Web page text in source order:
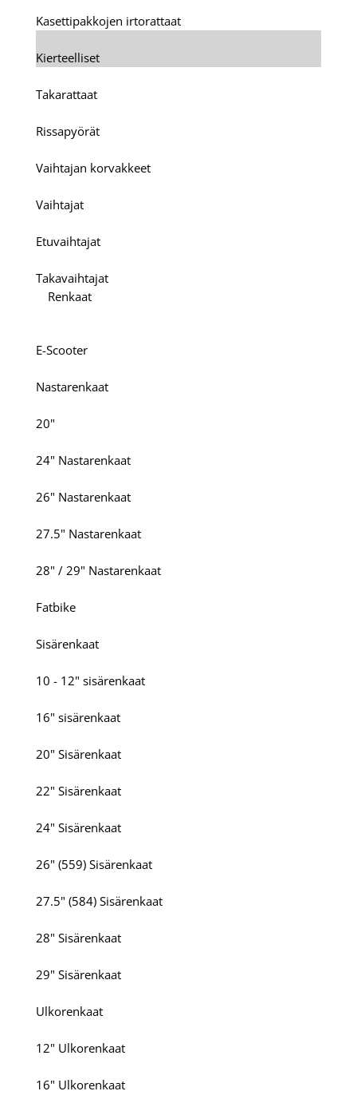
Kasettipakkojen irtorattaat
Kierteelliset
Takarattaat
Rissapyörät
Vaihtajan korvakkeet
Vaihtajat
Etuvaihtajat
Takavaihtajat
Renkaat
E-Scooter
Nastarenkaat
20"
24" Nastarenkaat
26" Nastarenkaat
27.5" Nastarenkaat
28" / 29" Nastarenkaat
Fatbike
Sisärenkaat
10 - 12" sisärenkaat
16" sisärenkaat
20" Sisärenkaat
22" Sisärenkaat
24" Sisärenkaat
26" (559) Sisärenkaat
27.5" (584) Sisärenkaat
28" Sisärenkaat
29" Sisärenkaat
Ulkorenkaat
12" Ulkorenkaat
16" Ulkorenkaat